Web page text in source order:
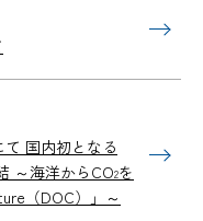
国内初となる
～海洋からCO2を
（DOC）」～